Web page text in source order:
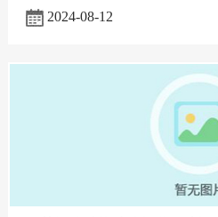
科学校案
2024-08-12